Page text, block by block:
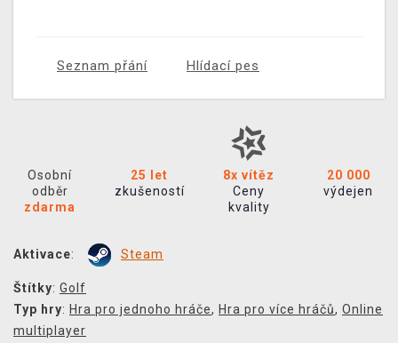
Seznam přání Hlídací pes
Osobní
odběr
zdarma
25 let
zkušeností
8x vítěz
Ceny
kvality
20 000
výdejen
Aktivace: Steam
Štítky: Golf
Typ hry: Hra pro jednoho hráče, Hra pro více hráčů, Online
multiplayer